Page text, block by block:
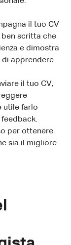
il tuo CV
scritta che
e dimostra
di apprendere.
il tuo CV,
utile farlo
feedback.
per ottenere
sia il migliore